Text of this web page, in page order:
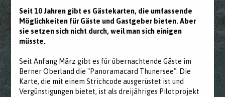
Seit 10 Jahren gibt es Gästekarten, die umfassende
Möglichkeiten für Gäste und Gastgeber bieten. Aber
sie setzen sich nicht durch, weil man sich einigen
müsste.
Seit Anfang März gibt es für übernachtende Gäste im
Berner Oberland die "Panoramacard Thunersee". Die
Karte, die mit einem Strichcode ausgerüstet ist und
Vergünstigungen bietet, ist als dreijähriges Pilotprojekt